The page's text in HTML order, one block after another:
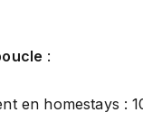
:
en homestays :